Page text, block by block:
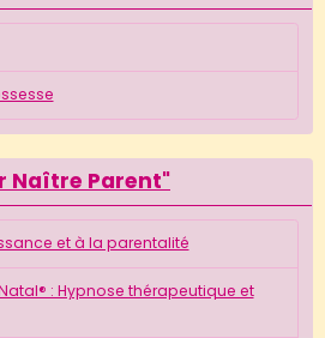
Naître Parent"
et à la parentalité
: Hypnose thérapeutique et